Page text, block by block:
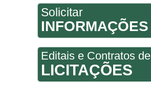
Solicitar
INFORMAÇÕES
Editais e Contratos de
LICITAÇÕES